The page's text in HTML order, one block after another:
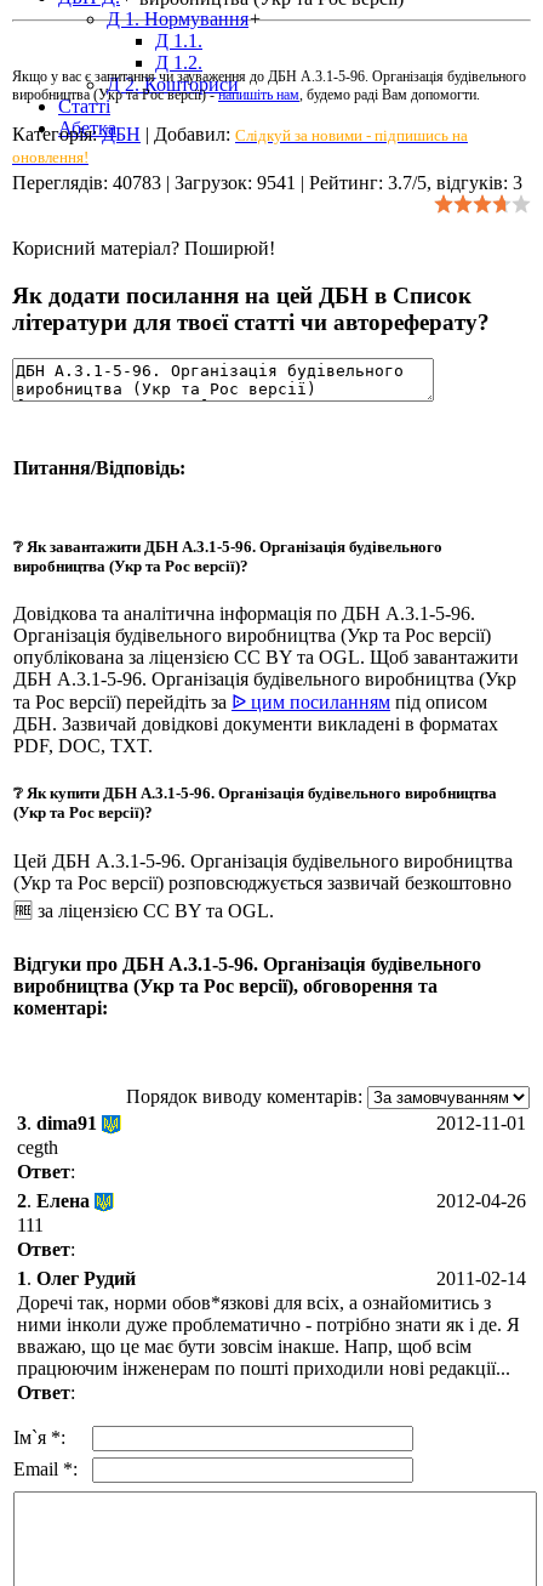
Д 1. Нормування+
Д 1.1.
Д 1.2.
Д 2. Кошториси
Статті
Абетка
Якщо у вас є запитання чи зауваження до ДБН А.3.1-5-96. Організація будівельного
виробництва (Укр та Рос версії) -напишіть нам, будемо раді Вам допомогти.
Категорія: ДБН | Добавил: Слідкуй за новими - підпишись на
оновлення!
Переглядів: 40783 | Загрузок: 9541 | Рейтинг: 3.7/5, відгуків: 3
Корисний матеріал? Поширюй!
Як додати посилання на цей ДБН в Список
літератури для твоєї статті чи автореферату?
Питання/Відповідь:
❔ Як завантажити ДБН А.3.1-5-96. Організація будівельного
виробництва (Укр та Рос версії)?
Довідкова та аналітична інформація по ДБН А.3.1-5-96.
Організація будівельного виробництва (Укр та Рос версії)
опублікована за ліцензією CC BY та OGL. Щоб завантажити
ДБН А.3.1-5-96. Організація будівельного виробництва (Укр
та Рос версії) перейдіть за ᐉ цим посиланням під описом
ДБН. Зазвичай довідкові документи викладені в форматах
PDF, DOC, TXT.
❔ Як купити ДБН А.3.1-5-96. Організація будівельного виробництва
(Укр та Рос версії)?
Цей ДБН А.3.1-5-96. Організація будівельного виробництва
(Укр та Рос версії) розповсюджується зазвичай безкоштовно
🆓 за ліцензією CC BY та OGL.
Відгуки про ДБН А.3.1-5-96. Організація будівельного
виробництва (Укр та Рос версії), обговорення та
коментарі:
Порядок виводу коментарів:
2012-11-01
3. dima91
cegth
Ответ:
2012-04-26
2. Елена
111
Ответ:
2011-02-14
1. Олег Рудий
Доречі так, норми обов*язкові для всіх, а ознайомитись з
ними інколи дуже проблематично - потрібно знати як і де. Я
вважаю, що це має бути зовсім інакше. Напр, щоб всім
працюючим інженерам по пошті приходили нові редакції...
Ответ:
Ім`я *:
Email *: